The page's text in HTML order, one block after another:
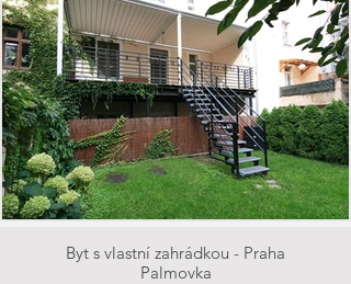
Byt s vlastní zahrádkou - Praha
Palmovka